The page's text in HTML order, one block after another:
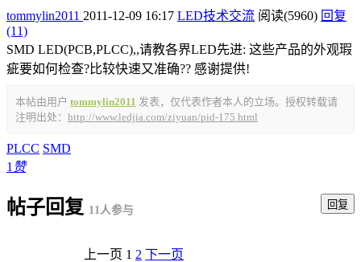
tommylin2011 2011-12-09 16:17 LED技术交流 阅读(5960) 回复
(11)
SMD LED(PCB,PLCC),,请教各界LED先进: 这些产品的外观瑕
疵要如何检查?比较快速又准确?? 感谢提供!
本帖由用户 tommylin2011 发表，仅代表作者本人的立场。授权转载请
注明出处： http://www.ledjia.com/ziyuan/pid-175.html
PLCC SMD
1 赞
帖子回复 11人参与 回复
上一页 1 2 下一页